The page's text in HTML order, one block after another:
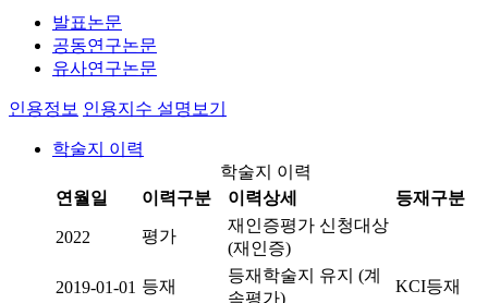
발표논문
공동연구논문
유사연구논문
인용정보 인용지수 설명보기
학술지 이력
학술지 이력
연월일
이력구분 이력상세 등재구분
2022 평가
재인증평가 신청대상
(재인증)
2019-01-01 등재
등재학술지 유지 (계
속평가)
KCI등재